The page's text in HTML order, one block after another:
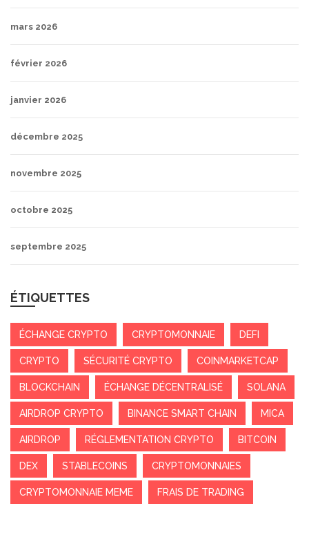
mars 2026
février 2026
janvier 2026
décembre 2025
novembre 2025
octobre 2025
septembre 2025
ÉTIQUETTES
ÉCHANGE CRYPTO CRYPTOMONNAIE DEFI
CRYPTO SÉCURITÉ CRYPTO COINMARKETCAP
BLOCKCHAIN ÉCHANGE DÉCENTRALISÉ SOLANA
AIRDROP CRYPTO BINANCE SMART CHAIN MICA
AIRDROP RÉGLEMENTATION CRYPTO BITCOIN
DEX STABLECOINS CRYPTOMONNAIES
CRYPTOMONNAIE MEME FRAIS DE TRADING